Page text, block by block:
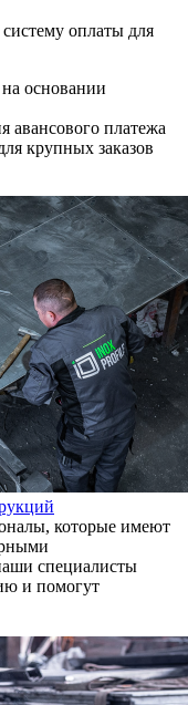
оплаты для
основании
авансового платежа
крупных заказов
которые имеют
специалисты
и помогут